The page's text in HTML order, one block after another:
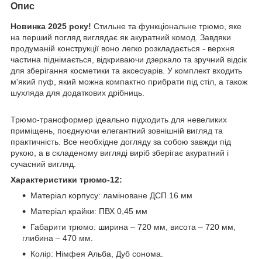
Опис
Новинка 2025 року! Стильне та функціональне трюмо, яке
на перший погляд виглядає як акуратний комод. Завдяки
продуманій конструкції воно легко розкладається - верхня
частина піднімається, відкриваючи дзеркало та зручний відсік
для зберігання косметики та аксесуарів. У комплект входить
м'який пуф, який можна компактно прибрати під стіл, а також
шухляда для додаткових дрібниць.
Трюмо-трансформер ідеально підходить для невеликих
приміщень, поєднуючи елегантний зовнішній вигляд та
практичність. Все необхідне догляду за собою завжди під
рукою, а в складеному вигляді виріб зберігає акуратний і
сучасний вигляд.
Характеристики трюмо-12:
Матеріал корпусу: ламіноване ДСП 16 мм
Матеріал крайки: ПВХ 0,45 мм
Габарити трюмо: ширина – 720 мм, висота – 720 мм,
глибина – 470 мм.
Колір: Німфея Альба, Дуб сонома.